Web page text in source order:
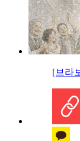
[브라